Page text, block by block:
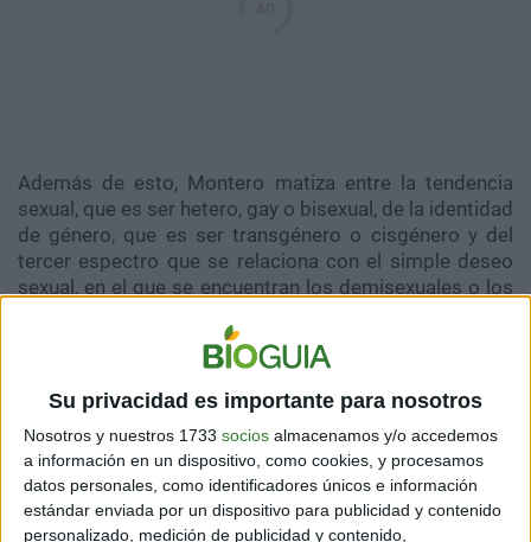
Su privacidad es importante para nosotros
Nosotros y nuestros 1733 socios almacenamos y/o accedemos
a información en un dispositivo, como cookies, y procesamos
datos personales, como identificadores únicos e información
estándar enviada por un dispositivo para publicidad y contenido
personalizado, medición de publicidad y contenido,
Además de esto, Montero matiza entre la tendencia
sexual, que es ser hetero, gay o bisexual, de la identidad
de género, que es sertransgénero o cisgénero y del
tercer espectro que se relaciona con el simple deseo
sexual, en el que se encuentran los demisexuales o los
También asegura quehay bisexuales que son
asexuales
Se sienten atraídos desde el punto de vista
romántico tanto por hombres como por mujeres, pero
tienen poco o nulo deseo sexual”.